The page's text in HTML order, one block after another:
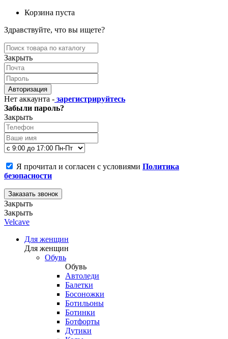
Корзина пуста
Здравствуйте, что вы ищете?
Закрыть
Авторизация
Нет аккаунта - зарегистрируйтесь
Забыли пароль?
Закрыть
Я прочитал и согласен с условиями Политика
безопасности
Заказать звонок
Закрыть
Закрыть
Velcave
Для женщин
Для женщин
Обувь
Обувь
Автоледи
Балетки
Босоножки
Ботильоны
Ботинки
Ботфорты
Дутики